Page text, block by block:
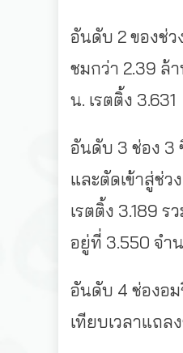
อันดับ 2 ของช่ว
ชมกว่า 2.39 ล้
น. เรตติ้ง 3.631
อันดับ 3 ช่อง 3
และตัดเข้าสู่ช่ว
เรตติ้ง 3.189 ร
อยู่ที่ 3.550 จำ
อันดับ 4 ช่องอม
เทียบเวลาแถล